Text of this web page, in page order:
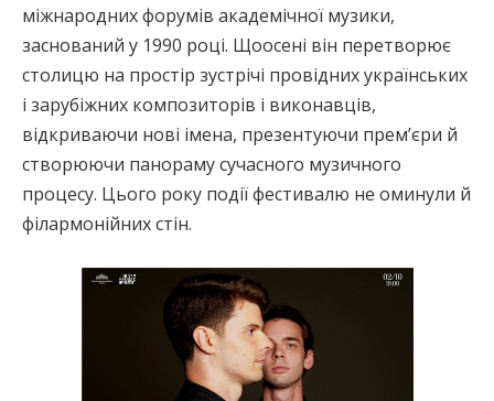
міжнародних форумів академічної музики,
заснований у 1990 році. Щоосені він перетворює
столицю на простір зустрічі провідних українських
і зарубіжних композиторів і виконавців,
відкриваючи нові імена, презентуючи прем’єри й
створюючи панораму сучасного музичного
процесу. Цього року події фестивалю не оминули й
філармонійних стін.